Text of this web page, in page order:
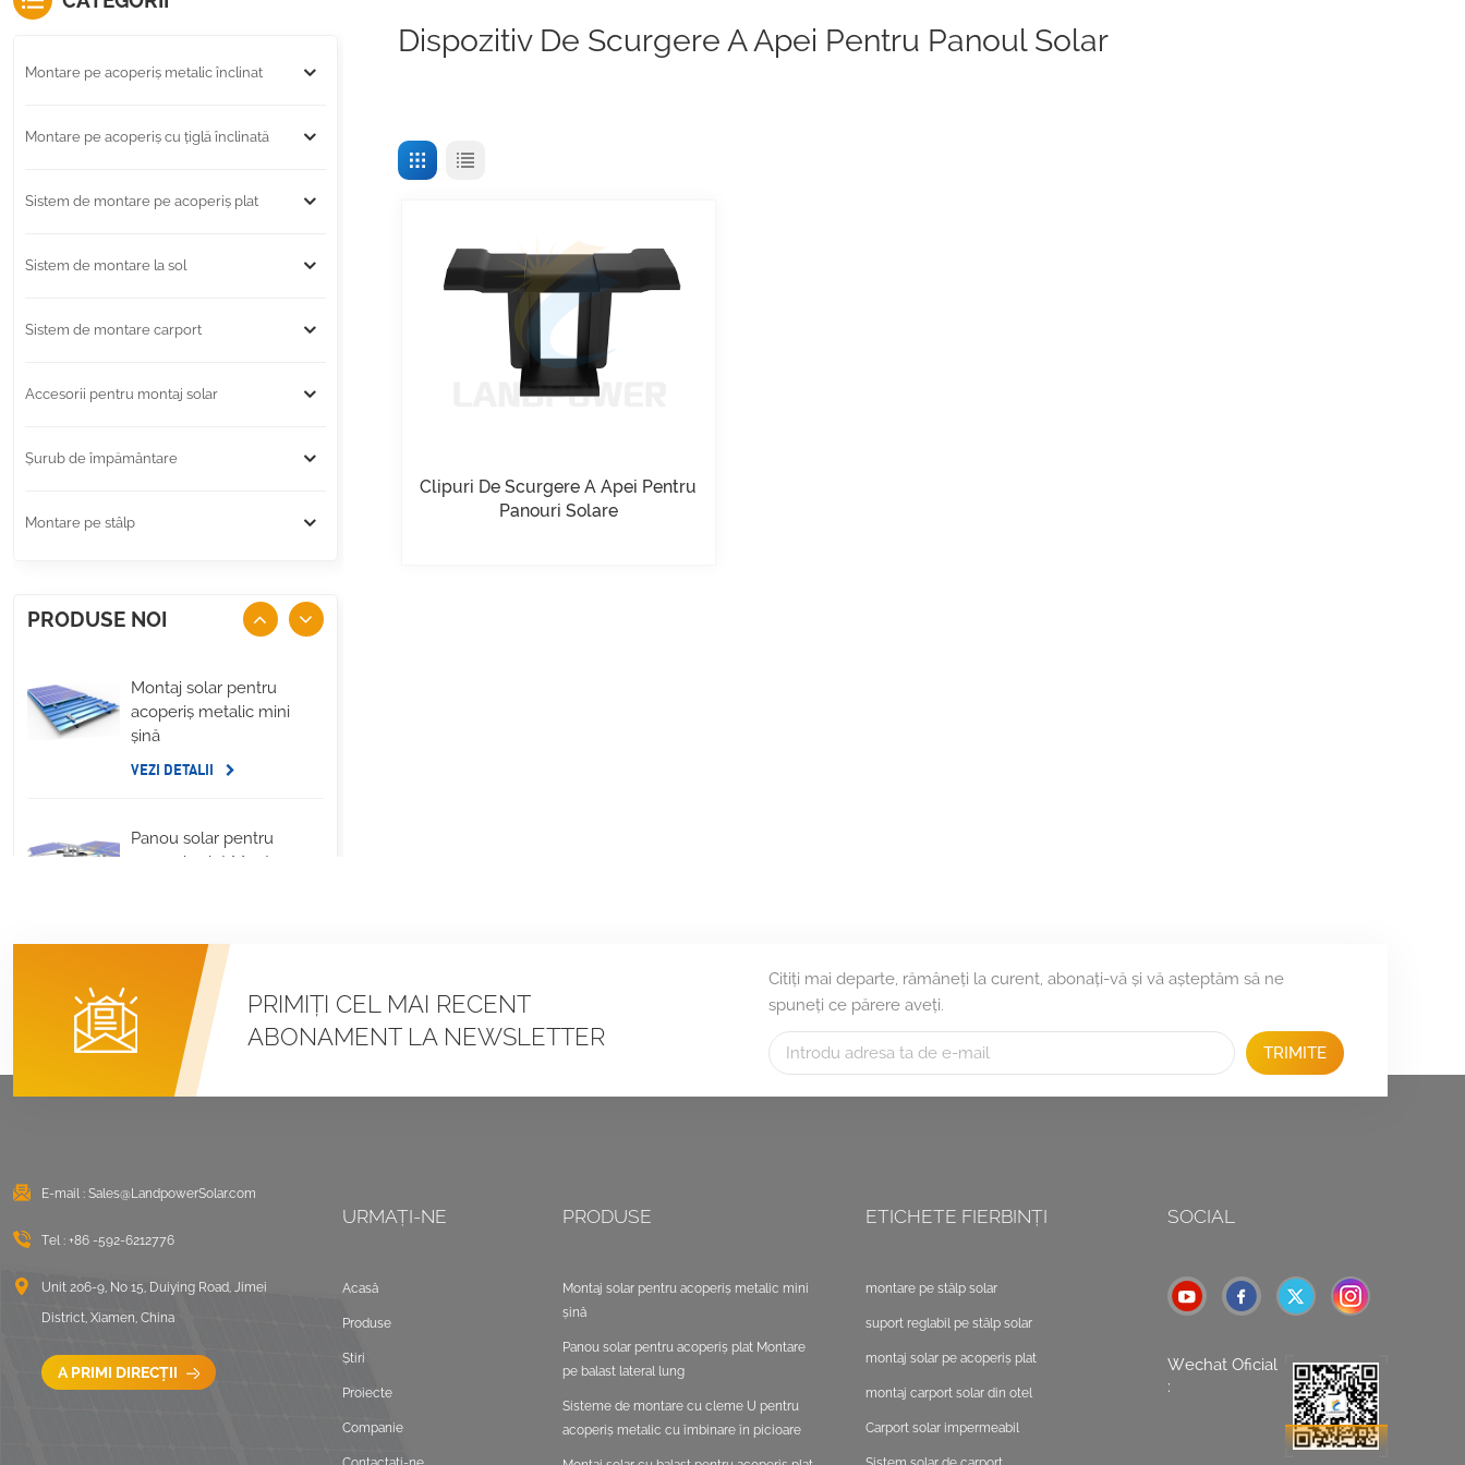
Dispozitiv De Scurgere A Apei Pentru Panoul Solar
Clipuri De Scurgere A Apei Pentru
Panouri Solare
Montare pe acoperiș metalic înclinat
Montare pe acoperiș cu țiglă înclinată
Sistem de montare pe acoperiș plat
Sistem de montare la sol
Sistem de montare carport
Accesorii pentru montaj solar
Șurub de împământare
Montare pe stâlp
PRODUSE NOI
Montaj solar pentru
acoperiș metalic mini
șină
VEZI DETALII
Panou solar pentru
acoperiș plat Montare
Sisteme de montare
cu cleme U pentru
acoperiș metalic cu
îmbinare în picioare
VEZI DETALII
est vest
Sisteme de montare
LongRail pentru
VEZI DETALII
PRIMIȚI CEL MAI RECENT
ABONAMENT LA NEWSLETTER
Citiți mai departe, rămâneți la curent, abonați-vă și vă așteptăm să ne
spuneți ce părere aveți.
TRIMITE
E-mail : Sales@LandpowerSolar.com
Tel : +86 -592-6212776
Unit 206-9, No 15, Duiying Road, Jimei
District, Xiamen, China
A PRIMI DIRECȚII
URMAȚI-NE
Acasă
Produse
Știri
Proiecte
Companie
PRODUSE
Montaj solar pentru acoperiș metalic mini
șină
Panou solar pentru acoperiș plat Montare
pe balast lateral lung
Sisteme de montare cu cleme U pentru
acoperiș metalic cu îmbinare în picioare
ETICHETE FIERBINȚI
montare pe stâlp solar
suport reglabil pe stâlp solar
montaj solar pe acoperiș plat
montaj carport solar din otel
Carport solar impermeabil
SOCIAL
Wechat Oficial
: